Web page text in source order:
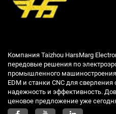
Компания Taizhou HarsMarg
передовые решения по
промышленного
EDM и станки CNC для
надежность и эффективность.
ценовое предложение уже